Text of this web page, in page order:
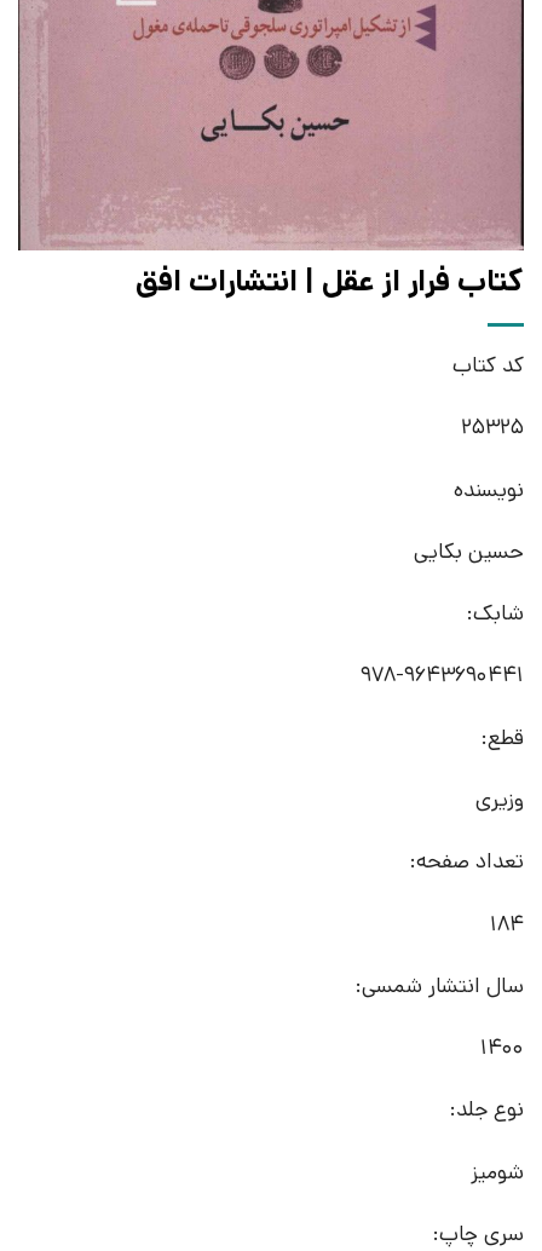
کتاب فرار از عقل | انتشارات افق
کد کتاب
25325
نویسنده
حسین بکایی
شابک:
978-9643690441
قطع:
وزیری
تعداد صفحه:
184
سال انتشار شمسی:
1400
نوع جلد:
شومیز
سری چاپ: